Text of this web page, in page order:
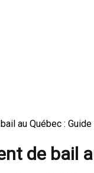
au Québec :
de bail